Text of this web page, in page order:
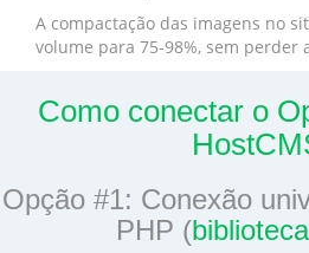
A compactação das imagens no
volume para 75-98%, sem perder
Como conectar o
Opção #1: Conexão
PHP (